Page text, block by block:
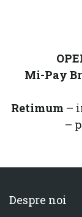
Mi-Pay
Retimum–
–
Despre noi